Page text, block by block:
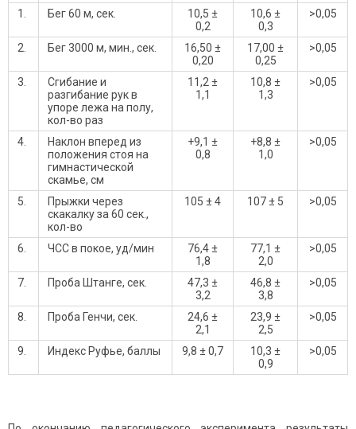
1. Бег 60 м, сек.
10,5 ±
0,2
10,6 ±
0,3
>0,05
2. Бег 3000 м, мин., сек.
16,50 ±
0,20
17,00 ±
0,25
>0,05
3.
Сгибание и
разгибание рук в
упоре лежа на полу,
кол-во раз
11,2 ±
1,1
10,8 ±
1,3
>0,05
4.
Наклон вперед из
положения стоя на
гимнастической
скамье, см
+9,1 ±
0,8
+8,8 ±
1,0
>0,05
5.
Прыжки через
скакалку за 60 сек.,
кол-во
105 ± 4 107 ± 5 >0,05
6. ЧСС в покое, уд/мин
76,4 ±
1,8
77,1 ±
2,0
>0,05
7. Проба Штанге, сек.
47,3 ±
3,2
46,8 ±
3,8
>0,05
8. Проба Генчи, сек.
24,6 ±
2,1
23,9 ±
2,5
>0,05
9. Индекс Руфье, баллы 9,8 ± 0,7
10,3 ±
0,9
>0,05